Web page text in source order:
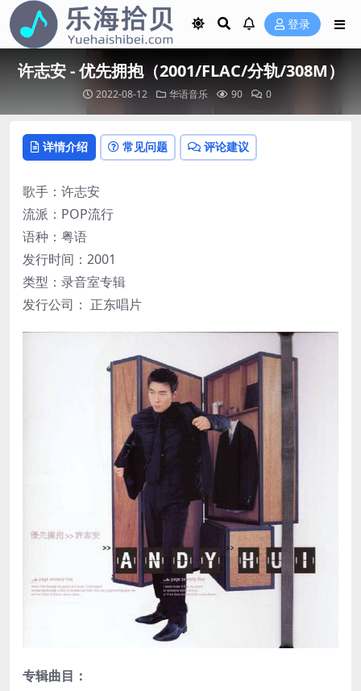
登录
许志安 - 优先拥抱（2001/FLAC/分轨/308M）
2022-08-12 华语音乐 90 0
详情介绍 常见问题 评论建议
歌手：许志安
流派：POP流行
语种：粤语
发行时间：2001
类型：录音室专辑
发行公司： 正东唱片
专辑曲目：